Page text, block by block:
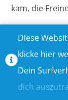
kam, die
Die Vorteile
Kinder
Welt
Jedes Kind
Diese
klicke hier
Dein
dich